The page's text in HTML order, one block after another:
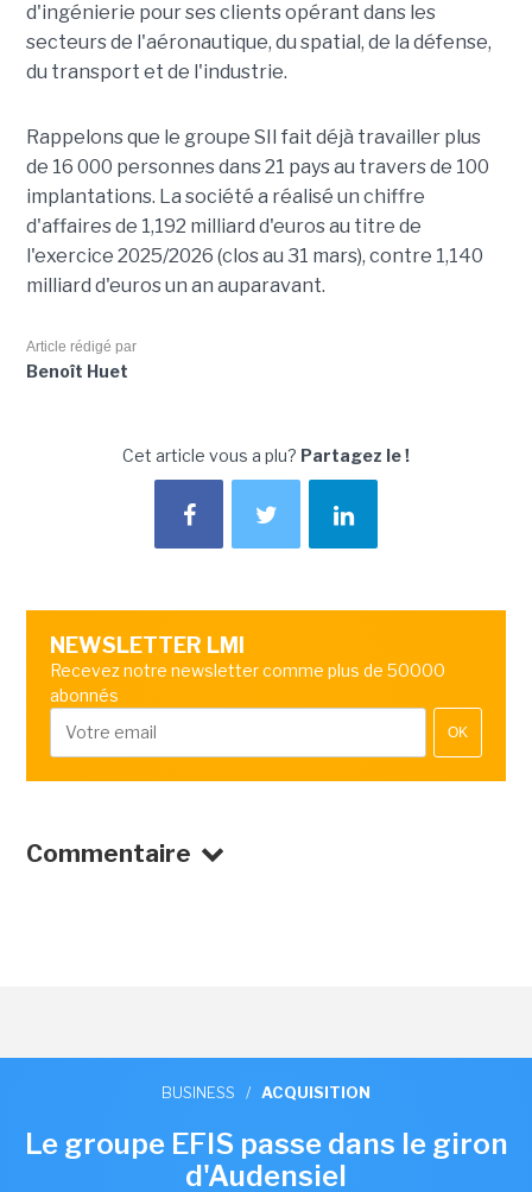
d'ingénierie pour ses clients opérant dans les
secteurs de l'aéronautique, du spatial, de la défense,
du transport et de l'industrie.
Rappelons que le groupe SII fait déjà travailler plus
de 16 000 personnes dans 21 pays au travers de 100
implantations. La société a réalisé un chiffre
d'affaires de 1,192 milliard d'euros au titre de
l'exercice 2025/2026 (clos au 31 mars), contre 1,140
milliard d'euros un an auparavant.
Article rédigé par
Benoît Huet
Cet article vous a plu? Partagez le !
NEWSLETTER LMI
Recevez notre newsletter comme plus de 50000
abonnés
OK
Commentaire
BUSINESS / ACQUISITION
Le groupe EFIS passe dans le giron
d'Audensiel